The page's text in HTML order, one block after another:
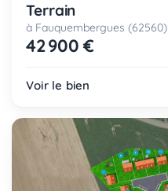
Terrain
à Fauquembergues (62560)
42 900 €
Voir le bien